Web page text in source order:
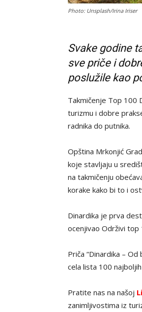
Photo: Unsplash/Irina Iriser
Svake godine
sve priče i
poslužile kao
Takmičenje Top 100
turizmu i dobre
radnika do putnika.
Opština Mrkonjić
koje stavljaju u
na takmičenju
korake kako bi to i
Dinardika je prva
ocenjivao Održivi top
Priča “Dinardika –
cela lista 100
Pratite nas na našoj
zanimljivostima iz